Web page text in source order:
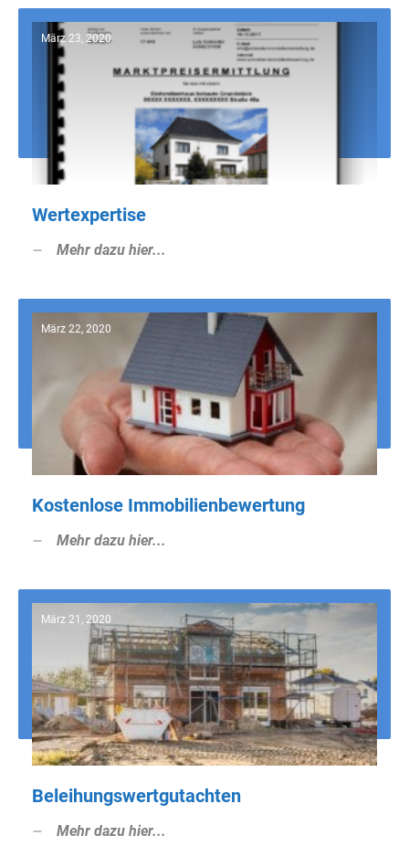
März 23, 2020
Wertexpertise
Mehr dazu hier...
März 22, 2020
Kostenlose Immobilienbewertung
Mehr dazu hier...
März 21, 2020
Beleihungswertgutachten
Mehr dazu hier...